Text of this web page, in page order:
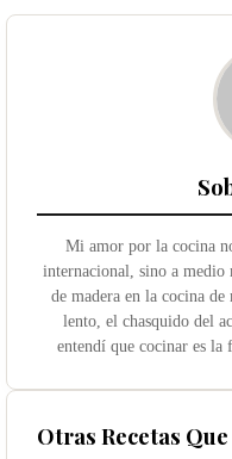
Mi amor por la cocina
internacional, sino a medio
de madera en la cocina
lento, el chasquido del
entendí que cocinar es la
Otras Recetas